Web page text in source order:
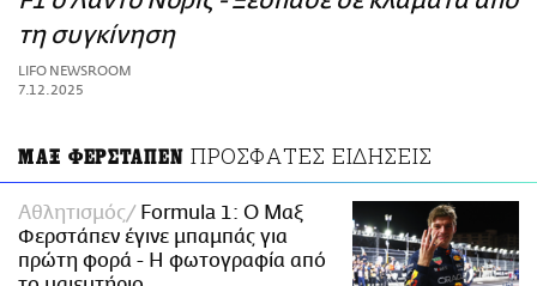
ΑΜΠΑ
PRINT
τη συγκίνηση
LIFO NEWSROOM
7.12.2025
ΜΑΞ ΦΕΡΣΤΑΠΕΝ ΠΡΟΣΦΑΤΕΣ ΕΙΔΗΣΕΙΣ
Αθλητισμός
Formula 1: Ο Μαξ
Φερστάπεν έγινε μπαμπάς για
πρώτη φορά - Η φωτογραφία από